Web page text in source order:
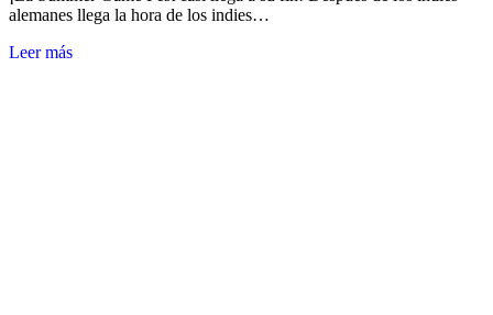
alemanes llega la hora de los indies…
Leer más